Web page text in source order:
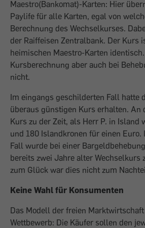
Maestro(Bankomat)-Karten: Hier
Paylife für alle Karten, egal von
Berechnung des Wechselkurses.
der Raiffeisen Zentralbank. Der Kurs
heimischen Maestro-Karten
Kursberechnung aber auch bei
nicht.
Im eingangs geschilderten Fall hatte
überaus günstigen Kurs erhalten. An
Kurs zu der Zeit, als Herr P. in Island
und 180 Islandkronen für einen Euro.
Fall wurde bei einer
bereits zwei Jahre alter Wechselkurs
zum Glück war dies nicht zum
Keine Wahl für Konsumenten
Das Modell der freien
Wettbewerb: Die Käufer sollen den